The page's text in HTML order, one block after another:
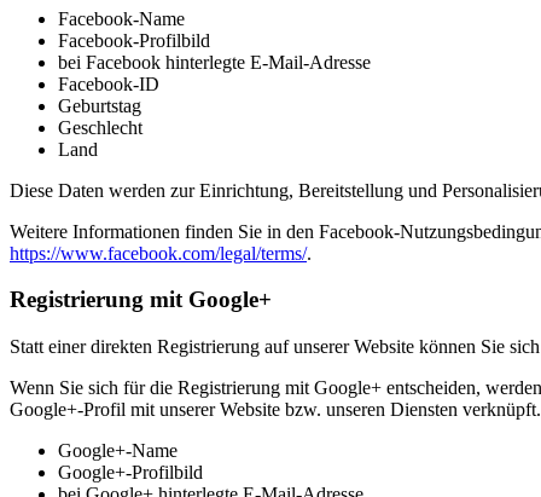
Facebook-Name
Facebook-Profilbild
bei Facebook hinterlegte E-Mail-Adresse
Facebook-ID
Geburtstag
Geschlecht
Land
Diese Daten werden zur Einrichtung, Bereitstellung und
Weitere Informationen finden Sie in den Facebook-
https://www.facebook.com/legal/terms/.
Registrierung mit Google+
Statt einer direkten Registrierung auf unserer Website können Sie
Wenn Sie sich für die Registrierung mit Google+ entscheiden,
Google+-Profil mit unserer Website bzw. unseren Diensten
Google+-Name
Google+-Profilbild